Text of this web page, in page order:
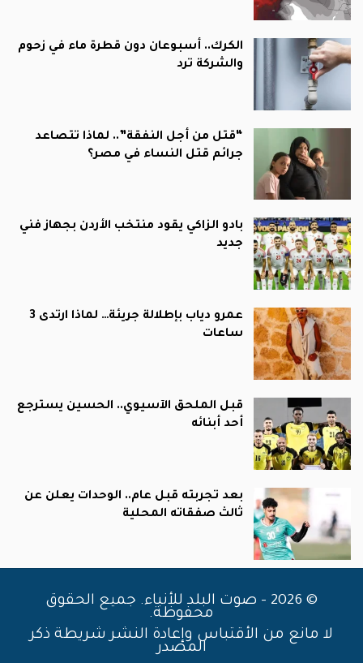
الكرك.. أسبوعان دون قطرة ماء في زحوم
والشركة ترد
“قتل من أجل النفقة”.. لماذا تتصاعد
جرائم قتل النساء في مصر؟
بادو الزاكي يقود منتخب الأردن بجهاز فني
جديد
عمرو دياب بإطلالة جريئة… لماذا ارتدى 3
ساعات
قبل الملحق الآسيوي.. الحسين يسترجع
أحد أبنائه
بعد تجربته قبل عام.. الوحدات يعلن عن
ثالث صفقاته المحلية
© 2026 - صوت البلد للأنباء. جميع الحقوق
محفوظة.
لا مانع من الأقتباس وإعادة النشر شريطة ذكر
المصدر